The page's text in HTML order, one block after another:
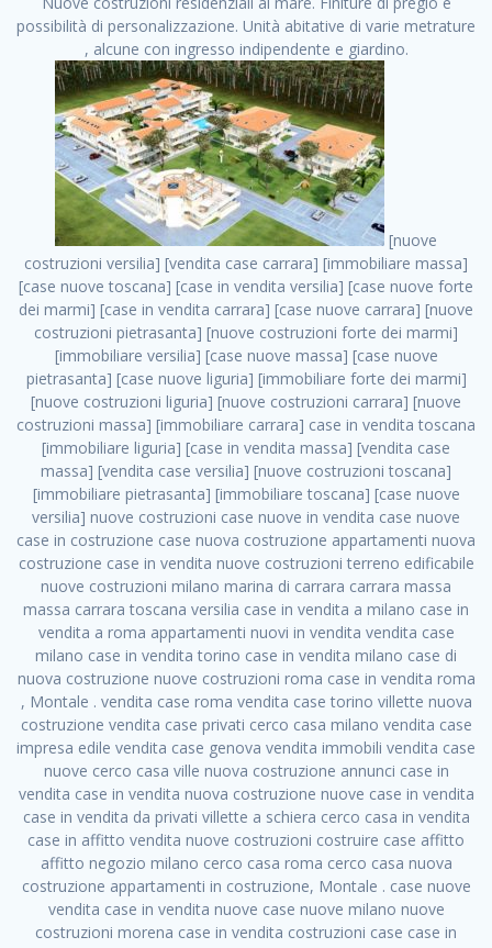
possibilità di personalizzazione. Unità abitative di varie metrature
, alcune con ingresso indipendente e giardino.
[nuove costruzioni versilia] [vendita case carrara] [immobiliare massa] [case nuove toscana] [case in vendita versilia] [case nuove forte dei marmi] [case in vendita carrara] [case nuove carrara] [nuove costruzioni pietrasanta] [nuove costruzioni forte dei marmi] [immobiliare versilia] [case nuove massa] [case nuove pietrasanta] [case nuove liguria] [immobiliare forte dei marmi] [nuove costruzioni liguria] [nuove costruzioni carrara] [nuove costruzioni massa] [immobiliare carrara] case in vendita toscana [immobiliare liguria] [case in vendita massa] [vendita case massa] [vendita case versilia] [nuove costruzioni toscana] [immobiliare pietrasanta] [immobiliare toscana] [case nuove versilia] nuove costruzioni case nuove in vendita case nuove case in costruzione case nuova costruzione appartamenti nuova costruzione case in vendita nuove costruzioni terreno edificabile nuove costruzioni milano marina di carrara carrara massa massa carrara toscana versilia case in vendita a milano case in vendita a roma appartamenti nuovi in vendita vendita case milano case in vendita torino case in vendita milano case di nuova costruzione nuove costruzioni roma case in vendita roma , Montale . vendita case roma vendita case torino villette nuova costruzione vendita case privati cerco casa milano vendita case impresa edile vendita case genova vendita immobili vendita case nuove cerco casa ville nuova costruzione annunci case in vendita case in vendita nuova costruzione nuove case in vendita case in vendita da privati villette a schiera cerco casa in vendita case in affitto vendita nuove costruzioni costruire case affitto affitto negozio milano cerco casa roma cerco casa nuova costruzione appartamenti in costruzione, Montale . case nuove vendita case in vendita nuove case nuove milano nuove costruzioni morena case in vendita costruzioni case case in vendita tor vergata nuova annunci vendita case case in vendita milano centro, Montale . vendita case nuova costruzione case in vendita privati agenzia immobiliare appartamenti di nuova costruzione ville in costruzione case in vendita a opera nuova costruzione nuove costruzioni torino, Montale . appartamenti nuovi impresa edile roma trova casa costruzioni nuove appartamenti in affitto cantieri in costruzione, Montale . immobiliare nuove costruzioni case in vendita dragona appartamenti in vendita siti vendita case case in vendita roma nord nuovi costruzioni ville nuove in vendita nuove costruzioni in vendita trovocasa cerco casa affitto villette in vendita nuove costruzioni immobiliari nuove costruzioni bologna toscano immobiliare palermo nuovi appartamenti vendita case dragona nuova costruzione case in vendita villaggio prenestino, Montale . case in vendita dal costruttore imprese edili torino nuove costruzioni firenze immobiliare case nuove in costruzione toscano immobiliare milano, Montale . casanuova case in vendita acilia dragona case in vendita di nuova costruzione case in vendita da costruttore nuove costruzioni eur case e cantieri appartamenti in vendita nuova costruzione case in vendita a dragona roma case in vendita nuove case in costruzione porta portese immobiliare appartamenti cerco casa disperatamente case in vendita torresina cascine in vendita vendita immobili roma, Montale . milano nuove costruzioni morena case in vendita costruzioni edili nuove costruzioni catania visure catastali on line gratis nuove costruzioni monza case in costruzione milano, Montale . nuove costruzioni boccea vendita immobili milano attico immobiliare roma vendita imprese edili bergamo impresa edile bologna case in vendita a classe appartamento nuovo nuove costruzioni pietralata case costruzione case in vendita roma sud nuove costruzioni residenziali a milano appartamenti nuova costruzione milano case in vendita boccea case in vendita morena nuove costruzioni vendita immobili privati, Montale . comprare casa nuova costruzione case in vendita con leasing case in vendita ostia antica case nuova costruzione milano appartamenti nuovi milano case nuove roma nuove costruzioni bari edilizia convenzionata case in vendita a tortona villaggio prenestino case in vendita toscano immobiliare professione casa nuove costruzioni parma impresa costruzioni nuove case nuove costruzioni bergamo vendita immobili torino ville di nuova costruzione solo affitti appartamento nuovo in vendita appartamenti nuova costruzione roma case nuova costruzione roma, Montale . nuove costruzioni a milano case in costruzione roma impresa di costruzioni grimaldi immobiliare costruzioni villetta nuova costruzione case in vendita da imprese edili cerco casa a acquisto casa in costruzione nuove costruzioni mare costruzioni immobiliari cantieri nuove costruzioni acquisto casa nuova costruzione nuove costruzioni padova comprare casa in costruzione impresa edile napoli nuove costruzioni pescara casa risorse immobiliari, Montale . immobili in costruzione villette nuove villette nuove in vendita gabetti imprese edili verona nuove costruzioni milano sud nuovi immobili nuove costruzioni legnano, Montale . cantieri nuove costruzioni milano villa nuova case vendita nuove costruzioni appartamenti in vendita nuovi immobili nuovi costruttori case imprese edili brescia nuovi appartamenti milano case in vendita selva nera casa nuova retecasa case nuova costruzione in vendita monolocale imprese edili firenze imprese edili padova frimm vendita case dragona nuove costruzioni vendita imprese edili parma imprese di costruzioni milano immobiliare toscano frimm immobiliare roma case case dal costruttore acquisto terreno agricolo imprese edili italiane roma vende casa case nuove a milano nuove costruzioni a roma imprese costruzioni roma cerco casa nuova immobili di nuova costruzione case in vendita castelverde roma impresa edile palermo rent to buy roma nuove costruzioni, Montale . tempocasa case in vendita a riscatto nuove costruzioni varese nuove costruzioni bolzano vendita case in costruzione nuove costruzioni lecce cantiere milano costruire villa imprese edili treviso impresa edile catania case in vendita roma tiburtina vendita appartamenti nuova costruzione vendita immobili commerciali case nuove in vendita milano nuove costruzioni seregno cerca casa vendita cerco casa milano vendita nuove costruzioni milano ovest vendita case nuove milano imprese edili modena nuove costruzioni milano centro case in vendita aranova nuove abitazioni, Montale ., Montale . nuove costruzioni brescia nuove costruzioni como appartamenti nuovi in vendita a milano case in vendita bologna nuove costruzioni appartamenti in vendita milano nuova costruzione imprese edili como morena nuove costruzioni nuove costruzioni case vendita appartamenti nuovi nuove costruzioni salerno eurekasa villette in costruzione bilocali nuovi case nuove in vendita a roma case in vendita con permuta nuove costruzioni trento impresa edile varese imprese costruzioni milano imprese edili venezia case in vendita prenestina imprese edili spa nuove costruzioni gallarate roma nuove costruzioni case in nuova costruzione nuovi case nuove in vendita a milano nuove costruzioni loano nuovi cantieri milano imprese edili novara case in vendita roma est imprese di costruzioni roma appartamenti in costruzione milano nuovi cantieri cerco casa vendita milano nuove costruzioni brugherio vendita case da imprese edili imprese edili udine nuove costruzioni direttamente dal costruttore imprese edili vicenza case in vendita a loano nuova costruzione nuove villette prezzi case nuove case in vendita in costruzione compravendita terreno agricolo cantiere, Montale . case in vendita milano navigli costruzione nuova casa costruzioni nuove milano nuove costruzioni roma rent to buy nuove costruzioni taranto palazzo in costruzione vendita appartamenti nuova costruzione milano centro costruzioni milano case in vendita milano nuove costruzioni case in vendita milano sud impresa edile como case nuove a roma boccea case in vendita imprese edili trento nuove costruzioni buccinasco case in costruzione a milano nuove costruzioni ripamonti case in vendita a salerno nuove costruzioni nuove residenze milano case nuove vendita milano nuove costruzioni milano nord nuove costruzioni livorno vendita nuove costruzioni roma nuove costruzioni liguria costruzioni roma cerco casa roma vendita nuove costruzioni classe a impresa edile rimini nuovi annunci case in vendita nuove costruzioni magenta todini costruzioni case grezze in vendita vendita appartamenti nuovi milano case in vendita gallaratese milano nuove costruzioni arezzo, Montale . case in vendita castelverde case nuove dal costruttore nuovo appartamento nuove costruzioni desenzano imprese edili lombardia imprese edili veneto appartamenti in costruzione roma case vendita pescara nuove costruzioni case in vendita ad acilia imprese edili verona e provincia nuove costruzioni desio appartamenti classe a milano firenze nuove costruzioni pirelli re immobiliare grandi imprese di costruzioni case in vendita torresina roma case in vendita navigli milano nuove costruzioni roma centro nuovecostruzioni appartamenti nuovi a milano impresa edile ancona nuove residenze dragona case in vendita nuove costruzioni brindisi vendita nuove costruzioni milano case in vendita arredate nuove case milano case nuove milano centro sito impresa edile nuove costruzioni montesilvano case vendita monza nuove costruzioni vendita case nuove roma impresa edile monza case in vendita vimercate nuova costruzione nuove